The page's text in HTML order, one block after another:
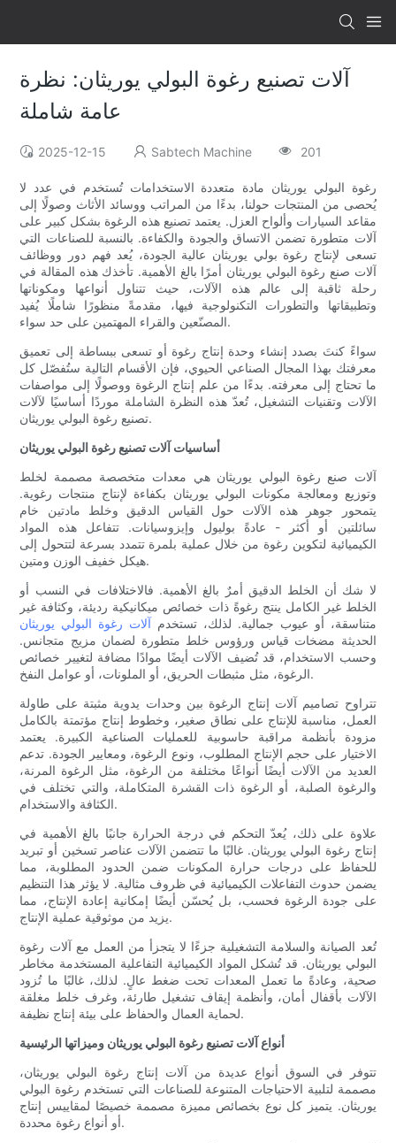
آلات تصنيع رغوة البولي يوريثان: نظرة
عامة شاملة
2025-12-15 Sabtech Machine 201
رغوة البولي يوريثان مادة متعددة الاستخدامات تُستخدم في عدد لا
يُحصى من المنتجات حولنا، بدءًا من المراتب ووسائد الأثاث وصولًا إلى
مقاعد السيارات وألواح العزل. يعتمد تصنيع هذه الرغوة بشكل كبير على
آلات متطورة تضمن الاتساق والجودة والكفاءة. بالنسبة للصناعات التي
تسعى لإنتاج رغوة بولي يوريثان عالية الجودة، يُعد فهم دور ووظائف
آلات صنع رغوة البولي يوريثان أمرًا بالغ الأهمية. تأخذك هذه المقالة في
رحلة ثاقبة إلى عالم هذه الآلات، حيث تتناول أنواعها ومكوناتها
وتطبيقاتها والتطورات التكنولوجية فيها، مقدمةً منظورًا شاملًا يُفيد
المصنّعين والقراء المهتمين على حد سواء.
سواءً كنتَ بصدد إنشاء وحدة إنتاج رغوة أو تسعى ببساطة إلى تعميق
معرفتك بهذا المجال الصناعي الحيوي، فإن الأقسام التالية ستُفصّل كل
ما تحتاج إلى معرفته. بدءًا من علم إنتاج الرغوة ووصولًا إلى مواصفات
الآلات وتقنيات التشغيل، تُعدّ هذه النظرة الشاملة موردًا أساسيًا لآلات
تصنيع رغوة البولي يوريثان.
أساسيات آلات تصنيع رغوة البولي يوريثان
آلات صنع رغوة البولي يوريثان هي معدات متخصصة مصممة لخلط
وتوزيع ومعالجة مكونات البولي يوريثان بكفاءة لإنتاج منتجات رغوية.
يتمحور جوهر هذه الآلات حول القياس الدقيق وخلط مادتين خام
سائلتين أو أكثر - عادةً بوليول وإيزوسيانات. تتفاعل هذه المواد
الكيميائية لتكوين رغوة من خلال عملية بلمرة تتمدد بسرعة لتتحول إلى
هيكل خفيف الوزن ومتين.
لا شك أن الخلط الدقيق أمرٌ بالغ الأهمية. فالاختلافات في النسب أو
الخلط غير الكامل ينتج رغوةً ذات خصائص ميكانيكية رديئة، وكثافة غير
متناسقة، أو عيوب جمالية. لذلك، تستخدم آلات رغوة البولي يوريثان
الحديثة مضخات قياس ورؤوس خلط متطورة لضمان مزيج متجانس.
وحسب الاستخدام، قد تُضيف الآلات أيضًا موادًا مضافة لتغيير خصائص
الرغوة، مثل مثبطات الحريق، أو الملونات، أو عوامل النفخ.
تتراوح تصاميم آلات إنتاج الرغوة بين وحدات يدوية مثبتة على طاولة
العمل، مناسبة للإنتاج على نطاق صغير، وخطوط إنتاج مؤتمتة بالكامل
مزودة بأنظمة مراقبة حاسوبية للعمليات الصناعية الكبيرة. يعتمد
الاختيار على حجم الإنتاج المطلوب، ونوع الرغوة، ومعايير الجودة. تدعم
العديد من الآلات أيضًا أنواعًا مختلفة من الرغوة، مثل الرغوة المرنة،
والرغوة الصلبة، أو الرغوة ذات القشرة المتكاملة، والتي تختلف في
الكثافة والاستخدام.
علاوة على ذلك، يُعدّ التحكم في درجة الحرارة جانبًا بالغ الأهمية في
إنتاج رغوة البولي يوريثان. غالبًا ما تتضمن الآلات عناصر تسخين أو تبريد
للحفاظ على درجات حرارة المكونات ضمن الحدود المطلوبة، مما
يضمن حدوث التفاعلات الكيميائية في ظروف مثالية. لا يؤثر هذا التنظيم
على جودة الرغوة فحسب، بل يُحسّن أيضًا إمكانية إعادة الإنتاج، مما
يزيد من موثوقية عملية الإنتاج.
تُعد الصيانة والسلامة التشغيلية جزءًا لا يتجزأ من العمل مع آلات رغوة
البولي يوريثان. قد تُشكل المواد الكيميائية التفاعلية المستخدمة مخاطر
صحية، وعادةً ما تعمل المعدات تحت ضغط عالٍ. لذلك، غالبًا ما تُزود
الآلات بأقفال أمان، وأنظمة إيقاف تشغيل طارئة، وغرف خلط مغلقة
لحماية العمال والحفاظ على بيئة إنتاج نظيفة.
أنواع آلات تصنيع رغوة البولي يوريثان وميزاتها الرئيسية
تتوفر في السوق أنواع عديدة من آلات إنتاج رغوة البولي يوريثان،
مصممة لتلبية الاحتياجات المتنوعة للصناعات التي تستخدم رغوة البولي
يوريثان. يتميز كل نوع بخصائص مميزة مصممة خصيصًا لمقاييس إنتاج
أو أنواع رغوة محددة.